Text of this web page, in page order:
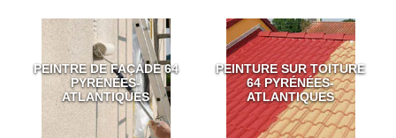
PEINTRE DE FAÇADE 64
PYRÉNÉES-
ATLANTIQUES
PEINTURE SUR TOITURE
64 PYRÉNÉES-
ATLANTIQUES